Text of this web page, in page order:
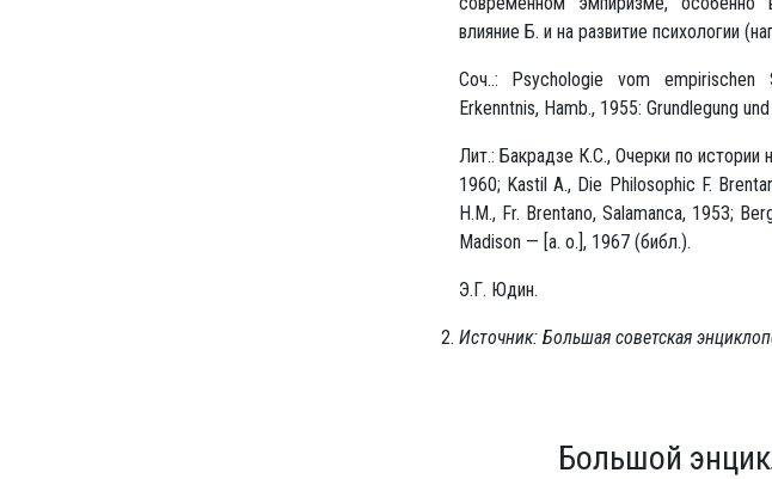
влияние Б. и на развитие психологии
Соч..: Psychologie vom empirischen
Erkenntnis, Hamb., 1955: Grundlegung
Лит.: Бакрадзе К.С., Очерки по
1960; Kastil A., Die Philosophic F.
H.M., Fr. Brentano, Salamanca, 1953;
Madison — [a. o.], 1967 (библ.).
Э.Г. Юдин.
Источник: Большая советская
Большой